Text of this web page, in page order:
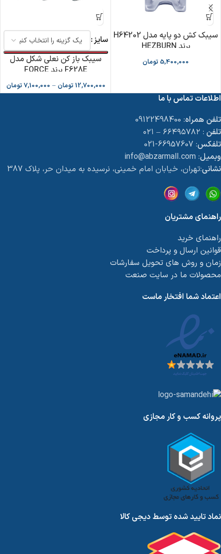
سيبک کش دو پایه مدل H64202
برند HEZBURN
5,400,000 تومان
سایز
سیبک باز کن نعلی شکل مدل
F628E برند FORCE
12,700,000 تومان –
7,100,000تومان
اطلاعات تماس با ما
تلفن همراه: 09122498400
تلفن : ۶۶۴۹۵۷۸۲ – ۰۲۱
تلفکس: 66957607-021
وبمیل: info@abzarmall.com
نشانی:تهران، خیابان امام خمینی، نرسیده به میدان حر، پلاک 387
راهنمای مشتریان
راهنمای خرید
قوانین ارسال و پرداخت
زمان و روش های تحویل سفارشات
محصولات ما در سایت صنعت
اعتماد شما افتخار ماست
پروانه کسب و کار مجازی
نماد تایید شده توسط دیجی کالا